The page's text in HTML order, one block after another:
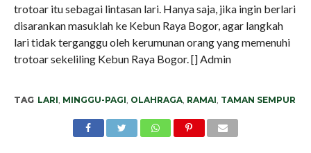
trotoar itu sebagai lintasan lari. Hanya saja, jika ingin berlari
disarankan masuklah ke Kebun Raya Bogor, agar langkah
lari tidak terganggu oleh kerumunan orang yang memenuhi
trotoar sekeliling Kebun Raya Bogor. [] Admin
TAG LARI, MINGGU-PAGI, OLAHRAGA, RAMAI, TAMAN SEMPUR